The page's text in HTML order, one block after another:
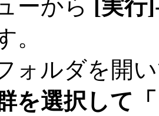
ーから [実行
。
ォルダを開
を選択して